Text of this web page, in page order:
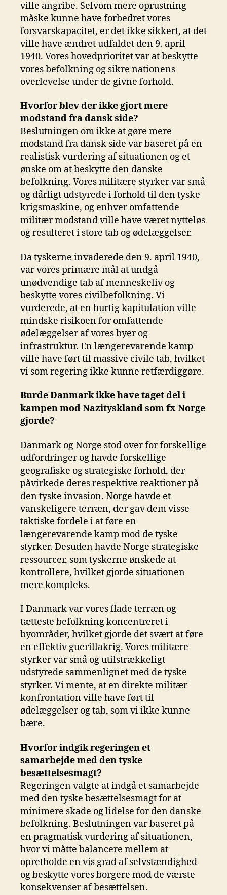
ville angribe. Selvom mere oprustning
måske kunne have forbedret vores
forsvarskapacitet, er det ikke sikkert, at det
ville have ændret udfaldet den 9. april
1940. Vores hovedprioritet var at beskytte
vores befolkning og sikre nationens
overlevelse under de givne forhold.
Hvorfor blev der ikke gjort mere
modstand fra dansk side?
Beslutningen om ikke at gøre mere
modstand fra dansk side var baseret på en
realistisk vurdering af situationen og et
ønske om at beskytte den danske
befolkning. Vores militære styrker var små
og dårligt udstyrede i forhold til den tyske
krigsmaskine, og enhver omfattende
militær modstand ville have været nytteløs
og resulteret i store tab og ødelæggelser.
Da tyskerne invaderede den 9. april 1940,
var vores primære mål at undgå
unødvendige tab af menneskeliv og
beskytte vores civilbefolkning. Vi
vurderede, at en hurtig kapitulation ville
mindske risikoen for omfattende
ødelæggelser af vores byer og
infrastruktur. En længerevarende kamp
ville have ført til massive civile tab, hvilket
vi som regering ikke kunne retfærdiggøre.
Burde Danmark ikke have taget del i
kampen mod Nazityskland som fx Norge
gjorde?
Danmark og Norge stod over for forskellige
udfordringer og havde forskellige
geografiske og strategiske forhold, der
påvirkede deres respektive reaktioner på
den tyske invasion. Norge havde et
vanskeligere terræn, der gav dem visse
taktiske fordele i at føre en
længerevarende kamp mod de tyske
styrker. Desuden havde Norge strategiske
ressourcer, som tyskerne ønskede at
kontrollere, hvilket gjorde situationen
mere kompleks.
I Danmark var vores flade terræn og
tætteste befolkning koncentreret i
byområder, hvilket gjorde det svært at føre
en effektiv guerillakrig. Vores militære
styrker var små og utilstrækkeligt
udstyrede sammenlignet med de tyske
styrker. Vi mente, at en direkte militær
konfrontation ville have ført til
ødelæggelser og tab, som vi ikke kunne
bære.
Hvorfor indgik regeringen et
samarbejde med den tyske
besættelsesmagt?
Regeringen valgte at indgå et samarbejde
med den tyske besættelsesmagt for at
minimere skade og lidelse for den danske
befolkning. Beslutningen var baseret på
en pragmatisk vurdering af situationen,
hvor vi måtte balancere mellem at
opretholde en vis grad af selvstændighed
og beskytte vores borgere mod de værste
konsekvenser af besættelsen.